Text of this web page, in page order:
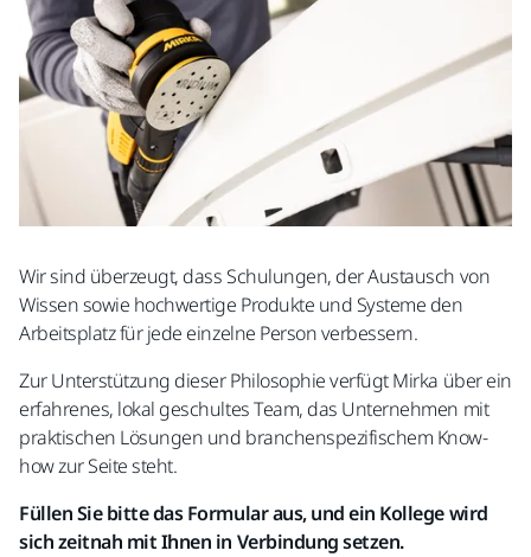
Wir sind überzeugt, dass Schulungen, der Austausch von
Wissen sowie hochwertige Produkte und Systeme den
Arbeitsplatz für jede einzelne Person verbessern.
Zur Unterstützung dieser Philosophie verfügt Mirka über ein
erfahrenes, lokal geschultes Team, das Unternehmen mit
praktischen Lösungen und branchenspezifischem Know-
how zur Seite steht.
Füllen Sie bitte das Formular aus, und ein Kollege wird
sich zeitnah mit Ihnen in Verbindung setzen.